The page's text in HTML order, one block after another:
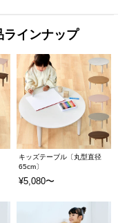
ラインナップ
キッズテーブル〔丸型直径
65cm〕
¥5,080〜